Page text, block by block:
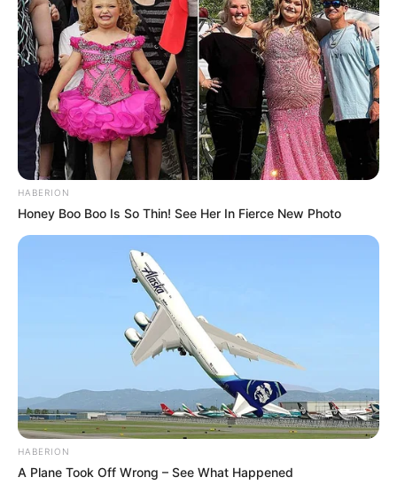
HABERION
Honey Boo Boo Is So Thin! See Her In Fierce New Photo
HABERION
A Plane Took Off Wrong – See What Happened